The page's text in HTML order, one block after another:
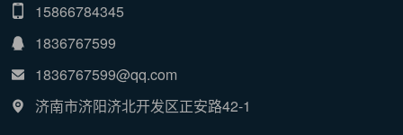
15866784345
1836767599
1836767599@qq.com
济南市济阳济北开发区正安路42-1